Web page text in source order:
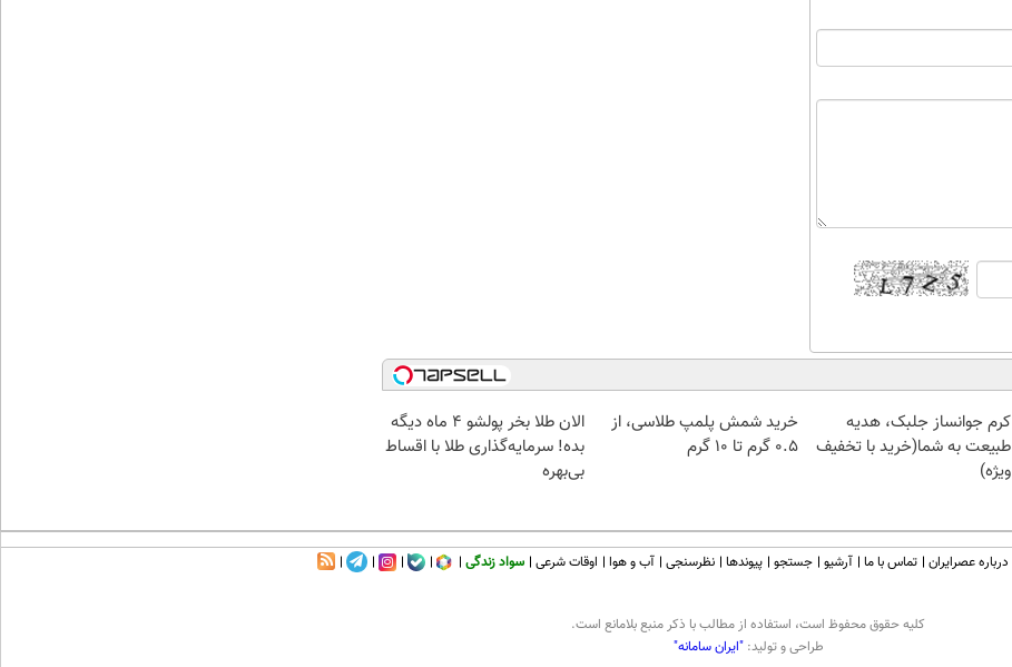
کرم جوانساز جلبک، هدیه
طبیعت به شما(خرید با تخفیف
ویژه)
خرید شمش پلمپ طلاسی، از
۰.۵ گرم تا ۱۰ گرم
الان طلا بخر پولشو 4 ماه دیگه
بده! سرمایه‌گذاری طلا با اقساط
بی‌بهره
درباره عصرایران تماس با ما آرشیو جستجو پیوندها نظرسنجی آب و هوا اوقات شرعی سواد زندگی
كليه حقوق محفوظ است، استفاده از مطالب با ذكر منبع بلامانع است.
طراحی و تولید:"ایران سامانه"